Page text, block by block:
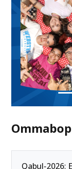
Ommabop